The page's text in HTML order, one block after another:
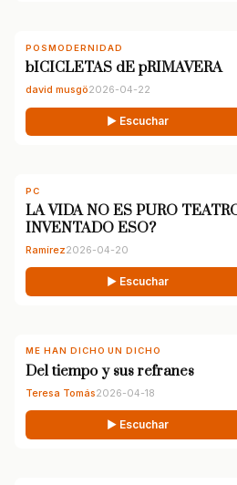
POSMODERNIDAD
bICICLETAS dE pRIMAVERA
david musgö2026-04-22
▶ Escuchar
PC
LA VIDA NO ES PURO
INVENTADO ESO?
Ramírez2026-04-20
▶ Escuchar
ME HAN DICHO UN DICHO
Del tiempo y sus refranes
Teresa Tomás2026-04-18
▶ Escuchar